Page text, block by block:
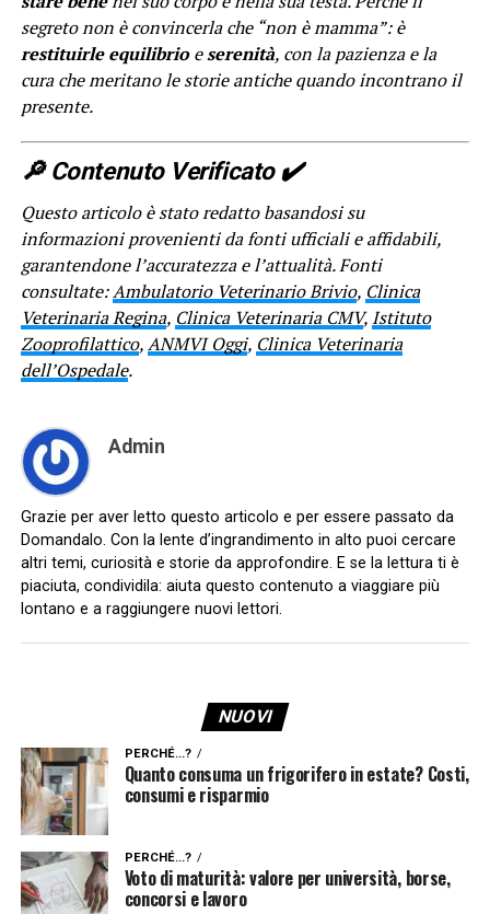
segreto non è convincerla che “non è mamma”: è
restituirle equilibrioeserenità, con la pazienza e la
cura che meritano le storie antiche quando incontrano il
presente.
🔎​ Contenuto Verificato ✔️
Questo articolo è stato redatto basandosi su
informazioni provenienti da fonti ufficiali e affidabili,
garantendone l’accuratezza e l’attualità. Fonti
consultate:Ambulatorio Veterinario Brivio, Clinica
Veterinaria Regina, Clinica Veterinaria CMV, Istituto
Zooprofilattico,ANMVI Oggi, Clinica Veterinaria
dell’Ospedale.
Admin
Grazie per aver letto questo articolo e per essere passato da
Domandalo. Con la lente d’ingrandimento in alto puoi cercare
altri temi, curiosità e storie da approfondire. E se la lettura ti è
piaciuta, condividila: aiuta questo contenuto a viaggiare più
lontano e a raggiungere nuovi lettori.
NUOVI
PERCHÉ...?
Quanto consuma un frigorifero in estate? Costi,
consumi e risparmio
PERCHÉ...?
Voto di maturità: valore per università, borse,
concorsi e lavoro